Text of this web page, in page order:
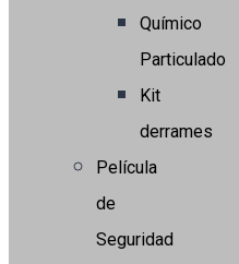
Químico
Particulado
Kit
derrames
Película
de
Seguridad